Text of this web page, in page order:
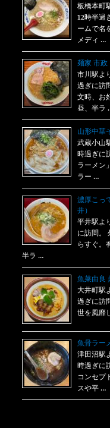
板橋本町
12時半過
ームで名
メディ …
麺家 市政
市川駅よ
過ぎに訪
文時、お
昼、半ラ
山形中華
武蔵小山
時過ぎに
ラーメン
ラー …
濃厚こっ
井）
平井駅よ
に訪問。
らすぐ。
半ラ …
魚菜由良
大井町駅
過ぎに訪
世を風靡
魚骨ラー
津田沼駅
時過ぎに
コンセプ
スや平 …